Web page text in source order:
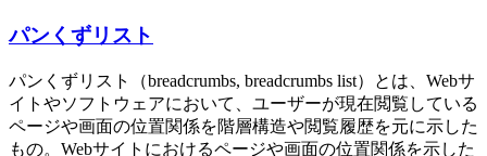
パンくずリスト
パンくずリスト（breadcrumbs, breadcrumbs list）とは、Webサ
イトやソフトウェアにおいて、ユーザーが現在閲覧している
ページや画面の位置関係を階層構造や閲覧履歴を元に示した
もの。Webサイトにおけるページや画面の位置関係を示した